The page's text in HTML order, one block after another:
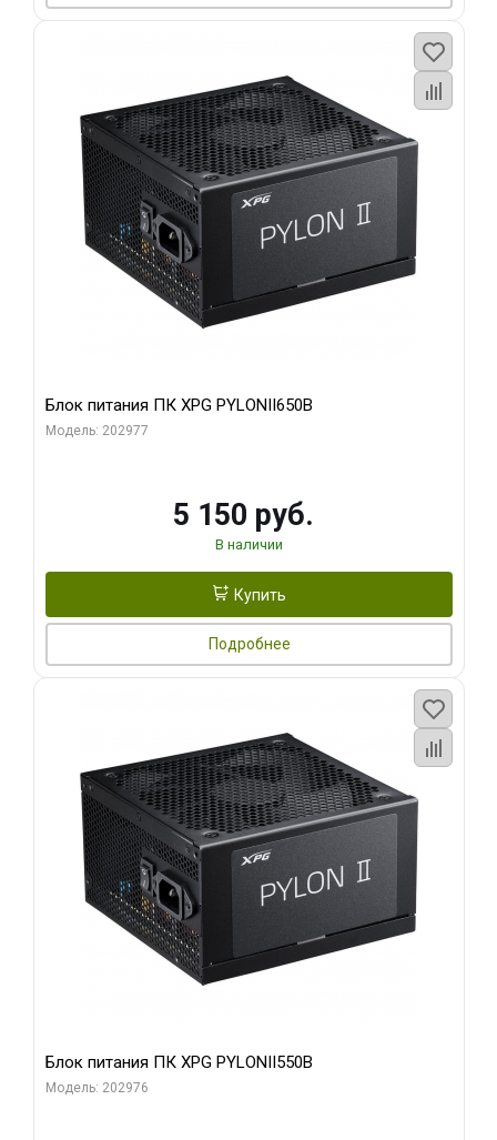
Блок питания ПК XPG PYLONII650B
Модель: 202977
5 150 руб.
В наличии
Купить
Подробнее
Блок питания ПК XPG PYLONII550B
Модель: 202976